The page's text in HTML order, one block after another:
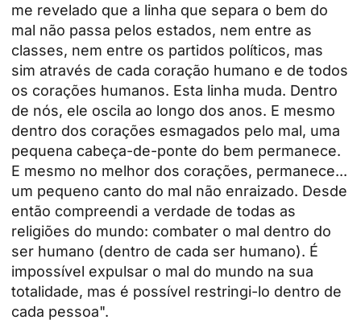
me revelado que a linha que separa o bem do
mal não passa pelos estados, nem entre as
classes, nem entre os partidos políticos, mas
sim através de cada coração humano e de todos
os corações humanos. Esta linha muda. Dentro
de nós, ele oscila ao longo dos anos. E mesmo
dentro dos corações esmagados pelo mal, uma
pequena cabeça-de-ponte do bem permanece.
E mesmo no melhor dos corações, permanece...
um pequeno canto do mal não enraizado. Desde
então compreendi a verdade de todas as
religiões do mundo: combater o mal dentro do
ser humano (dentro de cada ser humano). É
impossível expulsar o mal do mundo na sua
totalidade, mas é possível restringi-lo dentro de
cada pessoa".